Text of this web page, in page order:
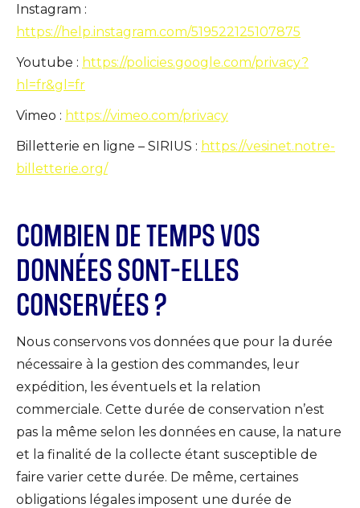
Instagram :
https://help.instagram.com/519522125107875
Youtube : https://policies.google.com/privacy?
hl=fr&gl=fr
Vimeo : https://vimeo.com/privacy
Billetterie en ligne – SIRIUS : https://vesinet.notre-
billetterie.org/
COMBIEN DE TEMPS VOS
DONNÉES SONT-ELLES
CONSERVÉES ?
Nous conservons vos données que pour la durée
nécessaire à la gestion des commandes, leur
expédition, les éventuels et la relation
commerciale. Cette durée de conservation n’est
pas la même selon les données en cause, la nature
et la finalité de la collecte étant susceptible de
faire varier cette durée. De même, certaines
obligations légales imposent une durée de